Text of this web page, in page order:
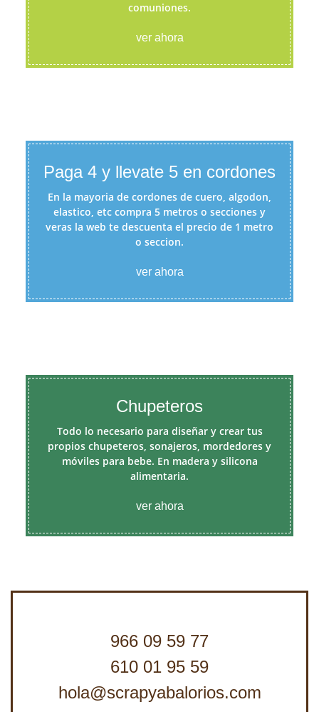
comuniones.
ver ahora
Paga 4 y llevate 5 en cordones
En la mayoria de cordones de cuero, algodon,
elastico, etc compra 5 metros o secciones y
veras la web te descuenta el precio de 1 metro
o seccion.
ver ahora
Chupeteros
Todo lo necesario para diseñar y crear tus
propios chupeteros, sonajeros, mordedores y
móviles para bebe. En madera y silicona
alimentaria.
ver ahora
966 09 59 77
610 01 95 59
hola@scrapyabalorios.com